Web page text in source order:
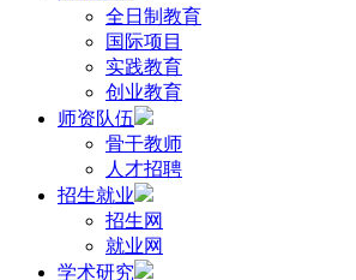
全日制教育
国际项目
实践教育
创业教育
师资队伍
骨干教师
人才招聘
招生就业
招生网
就业网
学术研究